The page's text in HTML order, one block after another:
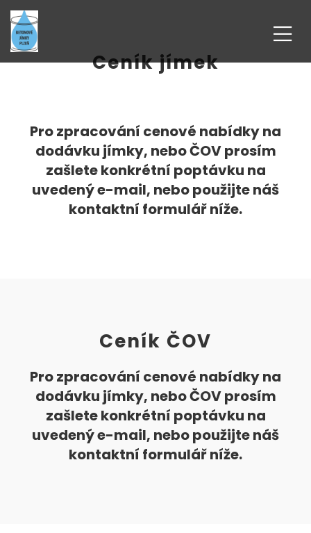
Ceník jímek
Pro zpracování cenové nabídky na
dodávku jímky, nebo ČOV prosím
zašlete konkrétní poptávku na
uvedený e-mail, nebo použijte náš
kontaktní formulář níže.
Ceník ČOV
Pro zpracování cenové nabídky na
dodávku jímky, nebo ČOV prosím
zašlete konkrétní poptávku na
uvedený e-mail, nebo použijte náš
kontaktní formulář níže.